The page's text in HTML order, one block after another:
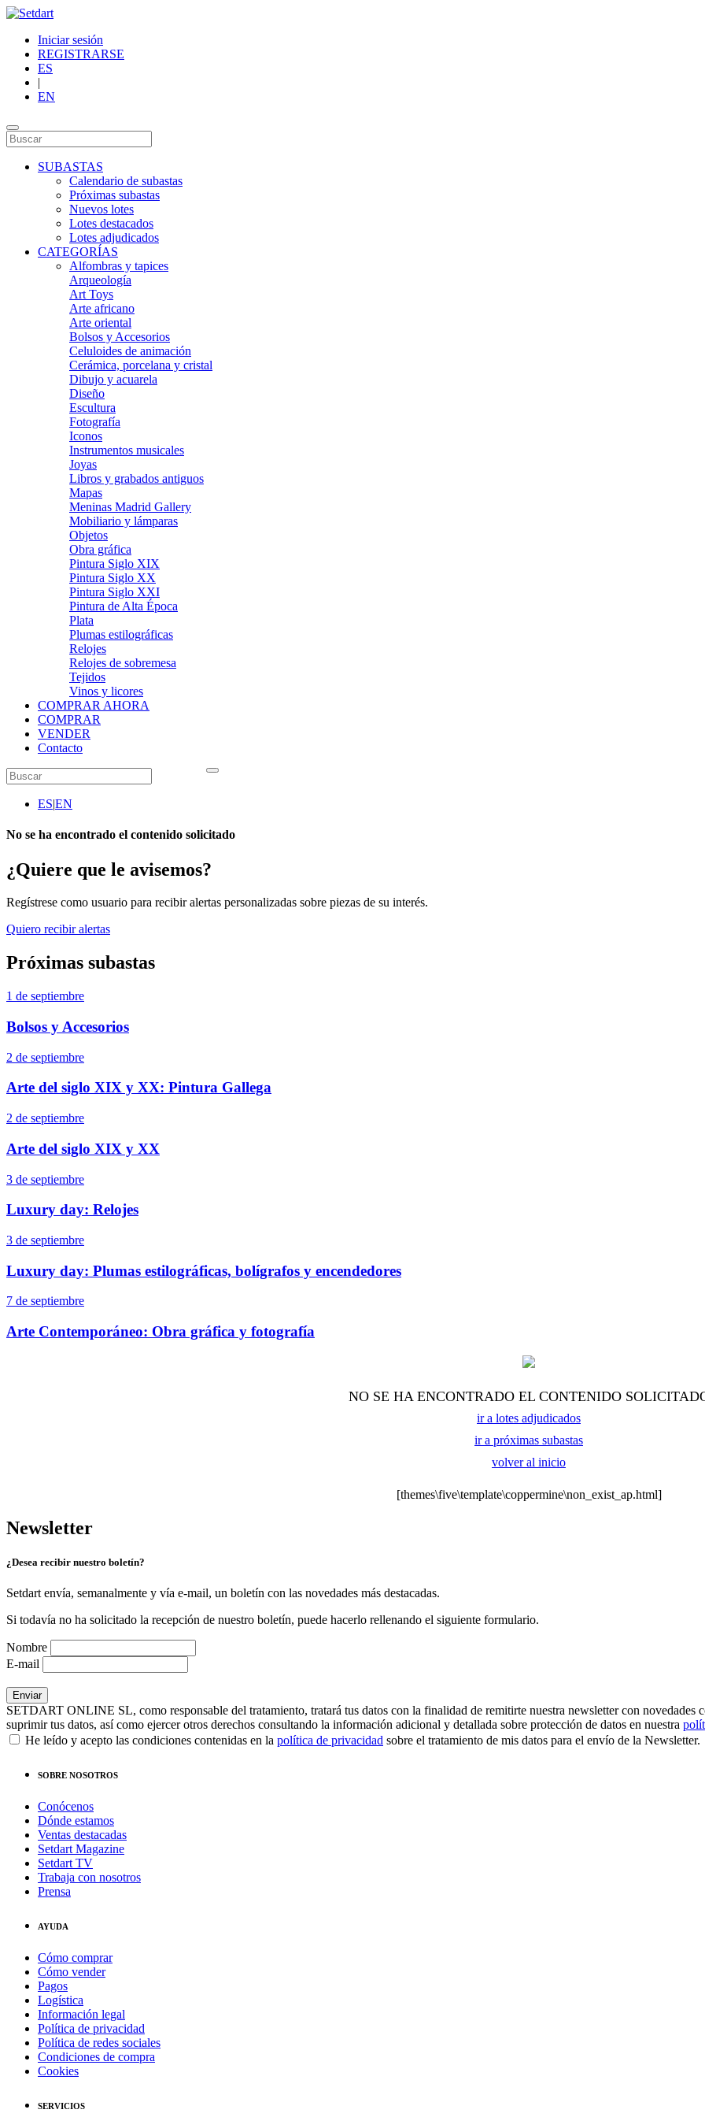
Iniciar sesión
REGISTRARSE
ES
|
EN
SUBASTAS
Calendario de subastas
Próximas subastas
Nuevos lotes
Lotes destacados
Lotes adjudicados
CATEGORÍAS
Alfombras y tapices
Arqueología
Art Toys
Arte africano
Arte oriental
Bolsos y Accesorios
Celuloides de animación
Cerámica, porcelana y cristal
Dibujo y acuarela
Diseño
Escultura
Fotografía
Iconos
Instrumentos musicales
Joyas
Libros y grabados antiguos
Mapas
Meninas Madrid Gallery
Mobiliario y lámparas
Objetos
Obra gráfica
Pintura Siglo XIX
Pintura Siglo XX
Pintura Siglo XXI
Pintura de Alta Época
Plata
Plumas estilográficas
Relojes
Relojes de sobremesa
Tejidos
Vinos y licores
COMPRAR AHORA
COMPRAR
VENDER
Contacto
ES|EN
No se ha encontrado el contenido solicitado
¿Quiere que le avisemos?
Regístrese como usuario para recibir alertas personalizadas sobre piezas de su interés.
Quiero recibir alertas
Próximas subastas
1 de septiembre
Bolsos y Accesorios
2 de septiembre
Arte del siglo XIX y XX: Pintura Gallega
2 de septiembre
Arte del siglo XIX y XX
3 de septiembre
Luxury day: Relojes
3 de septiembre
Luxury day: Plumas estilográficas, bolígrafos y encendedores
7 de septiembre
Arte Contemporáneo: Obra gráfica y fotografía
NO SE HA ENCONTRADO EL CONTENIDO
ir a lotes adjudicados
ir a próximas subastas
volver al inicio
[themes\five\template\coppermine\non_exist_ap.html]
Newsletter
¿Desea recibir nuestro boletín?
Setdart envía, semanalmente y vía e-mail, un boletín con las novedades más destacadas.
Si todavía no ha solicitado la recepción de nuestro boletín, puede hacerlo rellenando el siguiente formulario.
Nombre
E-mail
SETDART ONLINE SL, como responsable del tratamiento, tratará tus datos con la finalidad de remitirte nuestra newsletter con novedades
suprimir tus datos, así como ejercer otros derechos consultando la información adicional y detallada sobre protección de datos en nuestra
He leído y acepto las condiciones contenidas en la política de privacidad sobre el tratamiento de mis datos para el envío de la Newsletter.
SOBRE NOSOTROS
Conócenos
Dónde estamos
Ventas destacadas
Setdart Magazine
Setdart TV
Trabaja con nosotros
Prensa
AYUDA
Cómo comprar
Cómo vender
Pagos
Logística
Información legal
Política de privacidad
Política de redes sociales
Condiciones de compra
Cookies
SERVICIOS